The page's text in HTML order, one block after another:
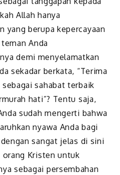
Allah hanya
yang berupa kepercayaan
Anda
demi menyelamatkan
sekadar berkata, “Terima
sahabat terbaik
hati”? Tentu saja,
sudah mengerti bahwa
nyawa Anda bagi
sangat jelas di sini
Kristen untuk
sebagai persembahan